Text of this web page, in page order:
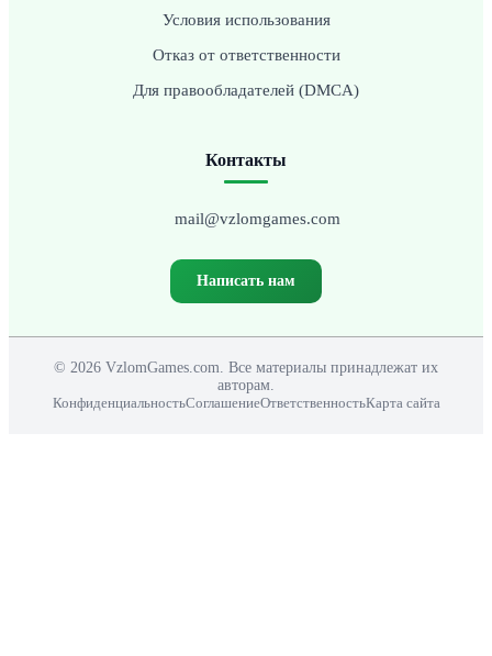
Условия использования
Отказ от ответственности
Для правообладателей (DMCA)
Контакты
mail@vzlomgames.com
Написать нам
© 2026 VzlomGames.com. Все материалы принадлежат их
авторам.
КонфиденциальностьСоглашениеОтветственностьКарта сайта